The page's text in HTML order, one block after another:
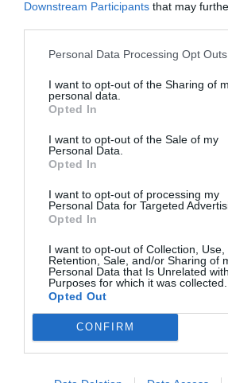
Downstream Participants that may
Personal Data Processing Opt Outs
I want to opt-out of the Sharing of
personal data.
Opted In
I want to opt-out of the Sale of my
Personal Data.
Opted In
I want to opt-out of processing my
Personal Data for Targeted
Opted In
I want to opt-out of Collection, Use,
Retention, Sale, and/or Sharing of
Personal Data that Is Unrelated
Purposes for which it was collected.
Opted Out
CONFIRM